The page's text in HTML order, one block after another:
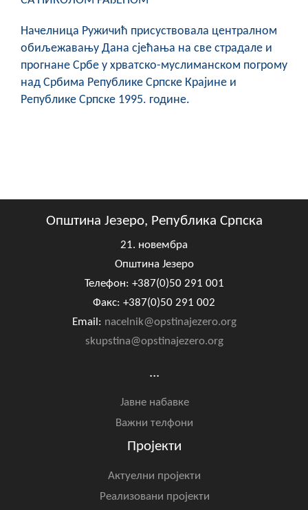
Пољопривреда
Туризам
Спорт
Начелница Ружичић присуствовала централном
обиљежавању Дана сјећања на све страдале и
прогнане Србе у хрватско-муслиманском погрому
над Србима Републике Српске Крајине и
Републике Српске 1995. године.
Општина Језеро, Република Српска
21. новембра
Општина Језеро
Телефон: +387(0)50 291 001
Факс: +387(0)50 291 002
Email: nacelnik@opstinajezero.org
skupstina@opstinajezero.org
...
Јавне набавке
Важни телфони
Пројекти
Актуелни пројекти
Реализовани пројекти